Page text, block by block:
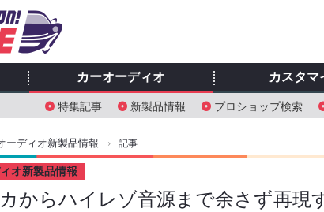
カーオーディオ
特集記事 新製品情報 プロショップ検索
カスタマ
ーディオ新製品情報 › 記事
からハイレゾ音源まで余さず再現
オ新製品情報